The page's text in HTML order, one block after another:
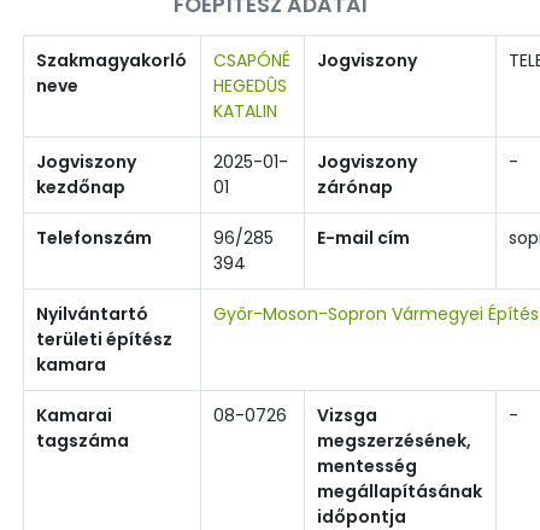
Szakmagyakorló
neve
CSAPÓNÉ
HEGEDÛS
KATALIN
Jogviszony
Jogviszony
kezdőnap
2025-01-
01
Jogviszony
zárónap
-
Telefonszám
96/285
394
E-mail cím
Nyilvántartó
területi építész
kamara
Győr-Moson-Sopron Vármegyei
Kamarai
tagszáma
08-0726
Vizsga
megszerzésének,
mentesség
megállapításának
időpontja
-